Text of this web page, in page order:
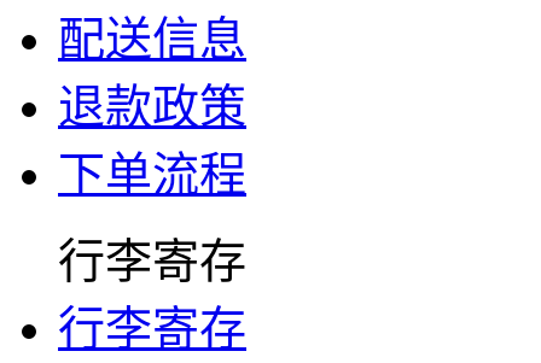
配送信息
退款政策
下单流程
行李寄存
行李寄存